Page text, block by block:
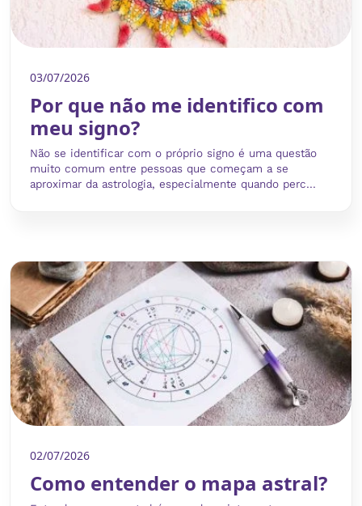
03/07/2026
Por que não me identifico com
meu signo?
Não se identificar com o próprio signo é uma questão
muito comum entre pessoas que começam a se
aproximar da astrologia, especialmente quando perc...
02/07/2026
Como entender o mapa astral?